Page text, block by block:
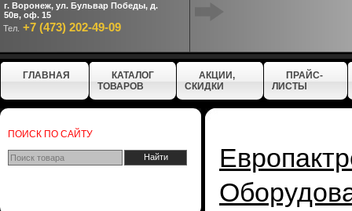
г. Воронеж, ул. Бульвар Победы, д.
50в, оф. 15
Тел. +7 (473) 202-49-09
ГЛАВНАЯ
КАТАЛОГ
ТОВАРОВ
АКЦИИ,
СКИДКИ
ПРАЙС-
ЛИСТЫ
ПОИСК ПО САЙТУ